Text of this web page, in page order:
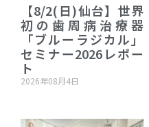
【8/2(日)仙台】世界
初の歯周病治療器
「ブルーラジカル」
セミナー2026レポー
ト
2026年08月4日